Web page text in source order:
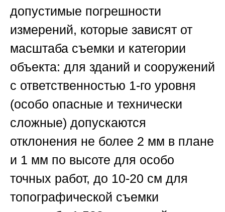
допустимые погрешности
измерений, которые зависят от
масштаба съемки и категории
объекта: для зданий и сооружений
с ответственностью 1-го уровня
(особо опасные и технически
сложные) допускаются
отклонения не более 2 мм в плане
и 1 мм по высоте для особо
точных работ, до 10-20 см для
топографической съемки